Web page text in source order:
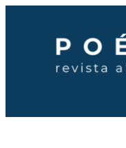
contenido